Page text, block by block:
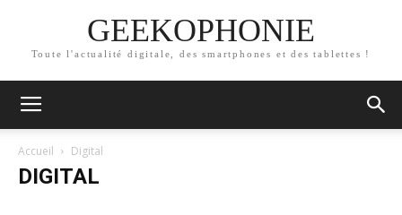
GEEKOPHONIE
Toute l'actualité digitale, des smartphones et des tablettes !
Accueil Digital
DIGITAL